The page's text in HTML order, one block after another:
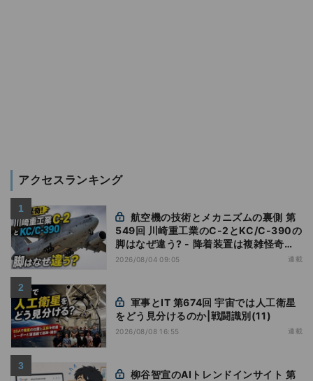
アクセスランキング
549回 川崎重工業のC-2とKC/C-390の
脚はなぜ違う? - 降着装置は複雑怪奇
(5)|軍用輸送機(10)
2026/08/04 09:05 連載
をどう見分けるのか|戦闘識別(11)
2026/08/08 16:55 連載